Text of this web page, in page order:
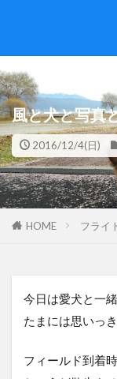
風と犬と写真
2016/12/4(日)
HOME フライ
今日は愛犬と一
たまには思いっ
フィールド到着